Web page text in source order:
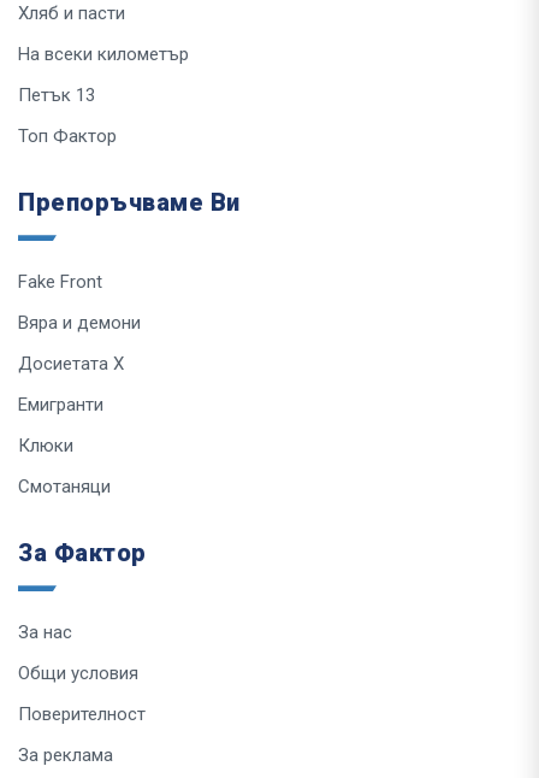
Хляб и пасти
На всеки километър
Петък 13
Топ Фактор
Препоръчваме Ви
Fake Front
Вяра и демони
Досиетата Х
Емигранти
Клюки
Смотаняци
За Фактор
За нас
Общи условия
Поверителност
За реклама